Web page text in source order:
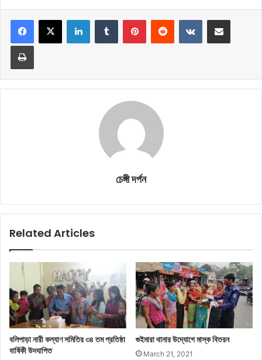
LinkedInTumblr PinterestReddit VKontakteShare via Email
Print
চেঙ্গী দর্পন
Related Articles
বলিপাড়া নারী কল্যাণ সমিতির ৩৪ তম প্রতিষ্ঠা
বার্ষিকী উদযাপিত
গুইমারা থানার উদ্যোগে মাস্ক বিতরন
March 21, 2021